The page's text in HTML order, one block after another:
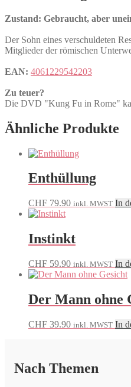
Zustand: Gebraucht, aber
Der Sohn eines verschuldeten
Mitglieder der römischen
EAN: 4061229542203
Zu teuer?
Die DVD "Kung Fu in Rome"
Ähnliche Produkte
Enthüllung
CHF 79.90 inkl. MWST In
Instinkt
CHF 59.90 inkl. MWST In
Der Mann ohne
CHF 39.90 inkl. MWST In
Nach Themen